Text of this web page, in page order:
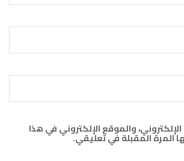
والموقع الإلكتروني في هذا
المرة المقبلة في تعليقي.